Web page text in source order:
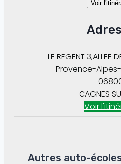
Voir
LE REGENT 3,ALLEE
CAGNES
Provence-
Voir
Autres auto-